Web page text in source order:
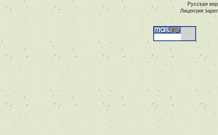
Русская
Лицензия